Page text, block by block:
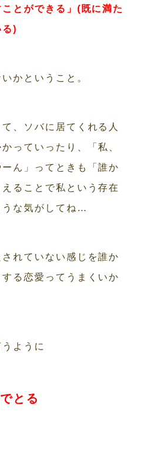
ことができる」(既に満た
る)
かということ。
、ソバに居てくれる人
っていったり、「私、
ん」ってときも「誰か
ることで私という存在
うな気がしてね…
れていない感じを誰か
る恋愛ってうまくいか
ように
とる